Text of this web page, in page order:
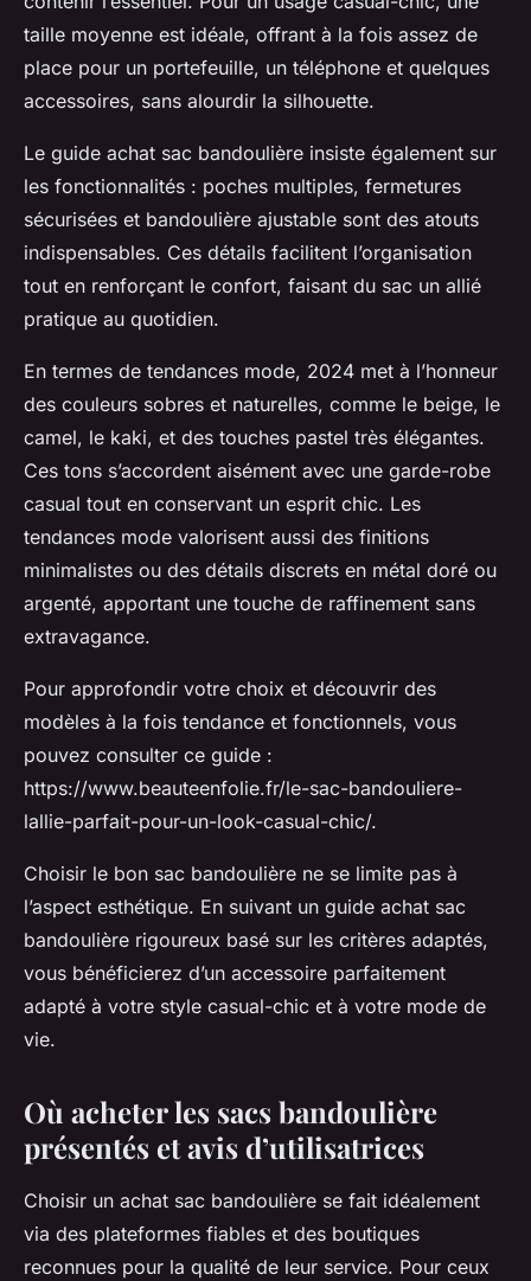
taille moyenne est idéale, offrant à la fois assez de
place pour un portefeuille, un téléphone et quelques
accessoires, sans alourdir la silhouette.
Le guide achat sac bandoulière insiste également sur
les fonctionnalités : poches multiples, fermetures
sécurisées et bandoulière ajustable sont des atouts
indispensables. Ces détails facilitent l’organisation
tout en renforçant le confort, faisant du sac un allié
pratique au quotidien.
En termes de tendances mode, 2024 met à l’honneur
des couleurs sobres et naturelles, comme le beige, le
camel, le kaki, et des touches pastel très élégantes.
Ces tons s’accordent aisément avec une garde-robe
casual tout en conservant un esprit chic. Les
tendances mode valorisent aussi des finitions
minimalistes ou des détails discrets en métal doré ou
argenté, apportant une touche de raffinement sans
extravagance.
Pour approfondir votre choix et découvrir des
modèles à la fois tendance et fonctionnels, vous
pouvez consulter ce guide :
https://www.beauteenfolie.fr/le-sac-bandouliere-
lallie-parfait-pour-un-look-casual-chic/.
Choisir le bon sac bandoulière ne se limite pas à
l’aspect esthétique. En suivant un guide achat sac
bandoulière rigoureux basé sur les critères adaptés,
vous bénéficierez d’un accessoire parfaitement
adapté à votre style casual-chic et à votre mode de
vie.
Où acheter les sacs bandoulière
présentés et avis d’utilisatrices
Choisir un achat sac bandoulière se fait idéalement
via des plateformes fiables et des boutiques
reconnues pour la qualité de leur service. Pour ceux